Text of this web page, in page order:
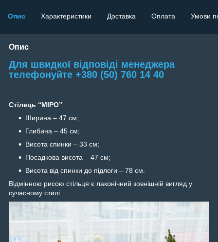
Опис Характеристики Доставка Оплата Умови
Опис
Для швидкої відповіді менеджера
телефонуйте +380 (50) 760 14 40
Стілець “МІРО”
Ширина – 47 см;
Глибина – 45 см;
Висота спинки – 33 см;
Посадкова висота – 47 см;
Висота від спинки до підлоги – 78 см.
Відмінною рисою стільця є лаконічний зовнішній вигляд у
сучасному стилі.